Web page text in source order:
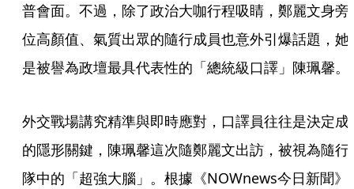
普會面。不過，除了政治大咖行程吸睛，鄭麗文身旁
位高顏值、氣質出眾的隨行成員也意外引爆話題，她
是被譽為政壇最具代表性的「總統級口譯」陳珮馨。
外交戰場講究精準與即時應對，口譯員往往是決定成
的隱形關鍵，陳珮馨這次隨鄭麗文出訪，被視為隨行
隊中的「超強大腦」。根據《NOWnews今日新聞》